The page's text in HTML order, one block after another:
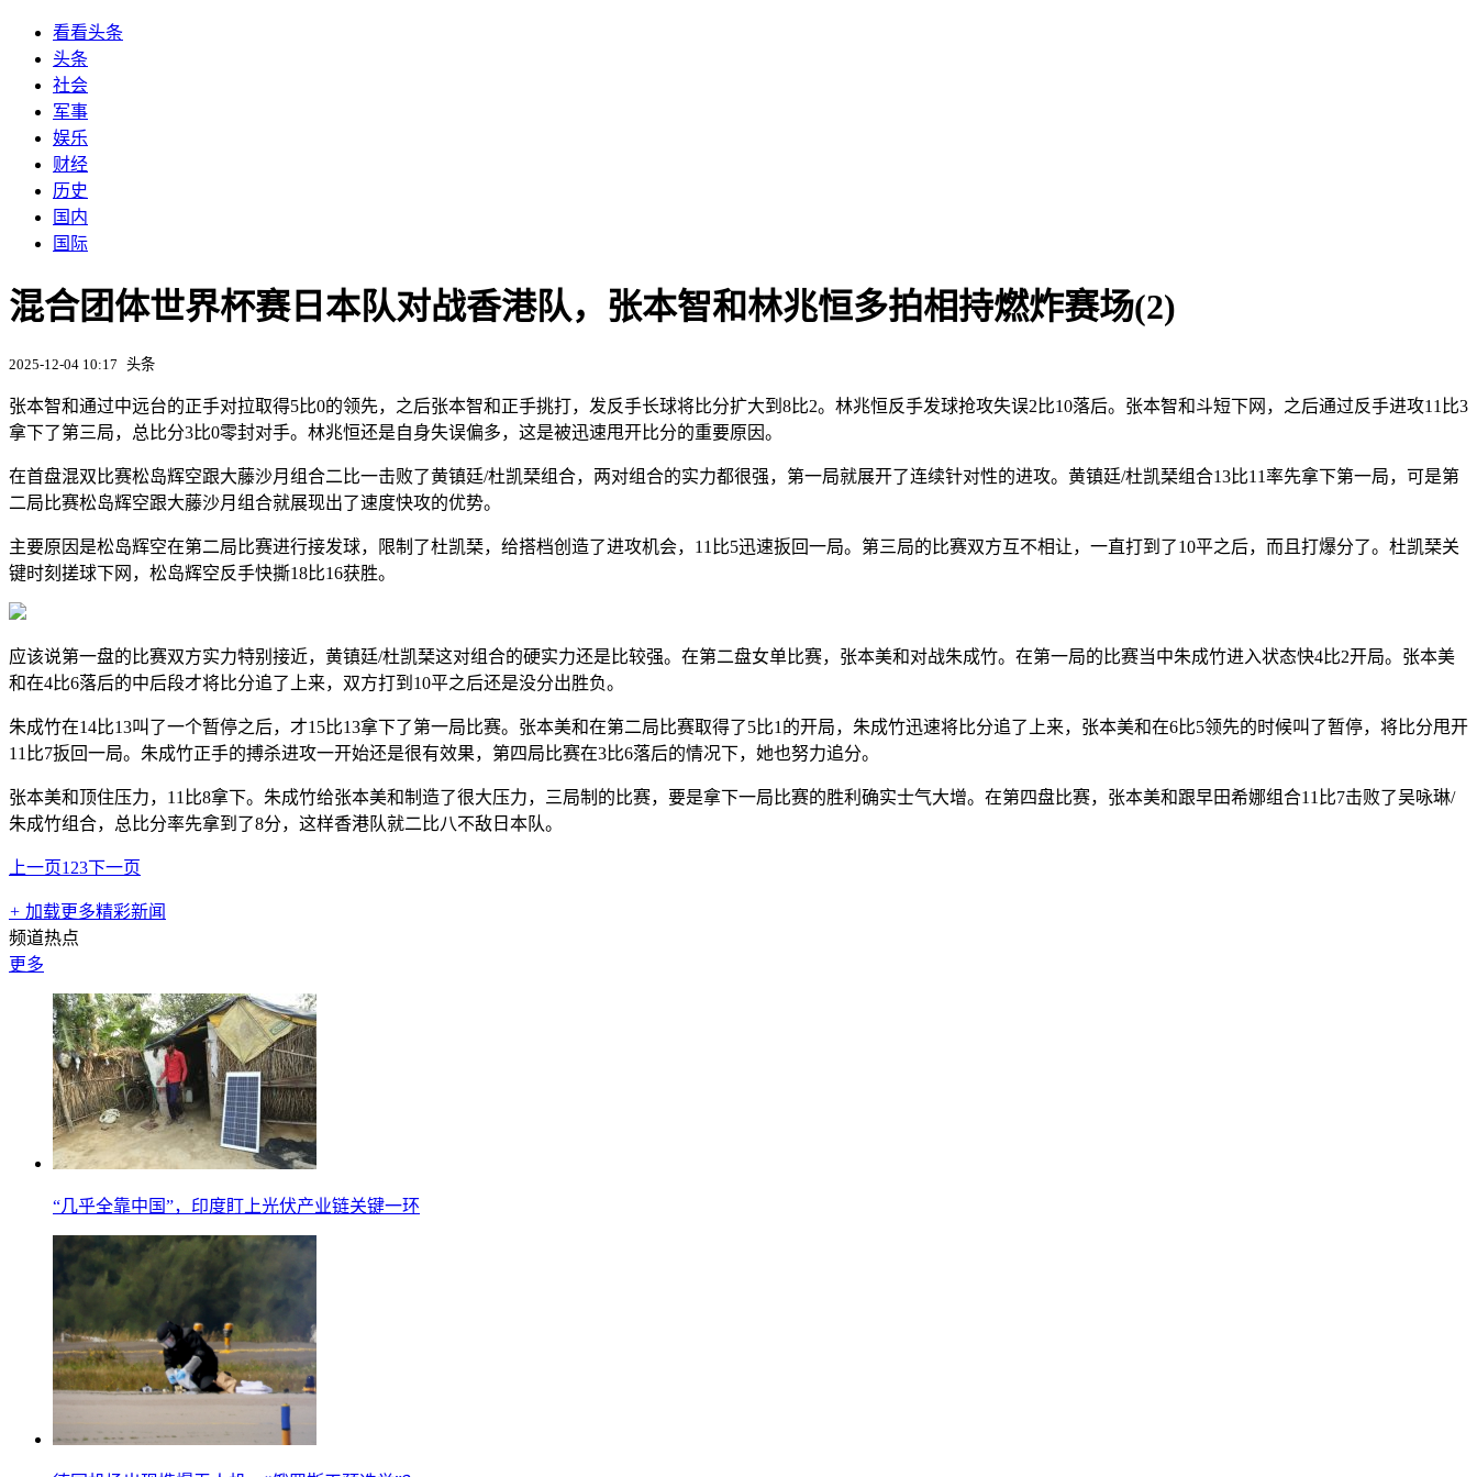
看看头条
头条
社会
军事
娱乐
财经
历史
国内
国际
混合团体世界杯赛日本队对战香港队，张本智和林兆恒多拍相持燃炸赛场(2)
2025-12-04 10:17 头条
张本智和通过中远台的正手对拉取得5比0的领先，之后张本智和正手挑打，发反手长球将比分扩大到8比2。林兆恒反手发球抢攻失误2比10落后。张本智和斗短下网，之后通过反手进攻11比3
拿下了第三局，总比分3比0零封对手。林兆恒还是自身失误偏多，这是被迅速甩开比分的重要原因。
在首盘混双比赛松岛辉空跟大藤沙月组合二比一击败了黄镇廷/杜凯琹组合，两对组合的实力都很强，第一局就展开了连续针对性的进攻。黄镇廷/杜凯琹组合13比11率先拿下第一局，可是第
二局比赛松岛辉空跟大藤沙月组合就展现出了速度快攻的优势。
主要原因是松岛辉空在第二局比赛进行接发球，限制了杜凯琹，给搭档创造了进攻机会，11比5迅速扳回一局。第三局的比赛双方互不相让，一直打到了10平之后，而且打爆分了。杜凯琹关
键时刻搓球下网，松岛辉空反手快撕18比16获胜。
应该说第一盘的比赛双方实力特别接近，黄镇廷/杜凯琹这对组合的硬实力还是比较强。在第二盘女单比赛，张本美和对战朱成竹。在第一局的比赛当中朱成竹进入状态快4比2开局。张本美
和在4比6落后的中后段才将比分追了上来，双方打到10平之后还是没分出胜负。
朱成竹在14比13叫了一个暂停之后，才15比13拿下了第一局比赛。张本美和在第二局比赛取得了5比1的开局，朱成竹迅速将比分追了上来，张本美和在6比5领先的时候叫了暂停，将比分甩开
11比7扳回一局。朱成竹正手的搏杀进攻一开始还是很有效果，第四局比赛在3比6落后的情况下，她也努力追分。
张本美和顶住压力，11比8拿下。朱成竹给张本美和制造了很大压力，三局制的比赛，要是拿下一局比赛的胜利确实士气大增。在第四盘比赛，张本美和跟早田希娜组合11比7击败了吴咏琳/
朱成竹组合，总比分率先拿到了8分，这样香港队就二比八不敌日本队。
上一页1 23下一页
+ 加载更多精彩新闻
频道热点
更多
“几乎全靠中国”，印度盯上光伏产业链关键一环